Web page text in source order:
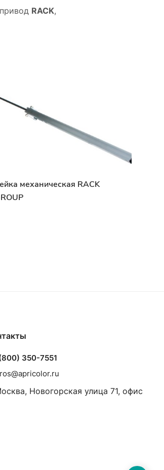
RACK,
механическая RACK
350-7551
Новогорская улица 71, офис